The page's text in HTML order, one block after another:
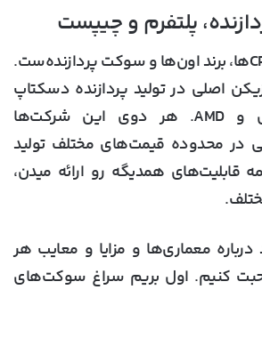
پلتفرم و چیپست
اولین بحث درباره CPUها، برند اون‌ها و سوکت پردازنده‌ست.
اصلی در تولید پردازنده دسکتاپ
حضور دارن؛ اینتل و AMD. هر دوی این شرکت‌ها
در محدوده قیمت‌های مختلف تولید
قابلیت‌های همدیگه رو ارائه میدن،
درباره معماری‌ها و مزایا و معایب هر
کنیم. اول بریم سراغ سوکت‌های